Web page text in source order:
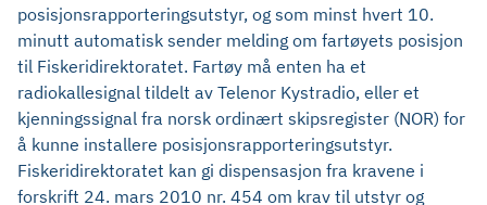
posisjonsrapporteringsutstyr, og som minst hvert 10.
minutt automatisk sender melding om fartøyets posisjon
til Fiskeridirektoratet. Fartøy må enten ha et
radiokallesignal tildelt av Telenor Kystradio, eller et
kjenningssignal fra norsk ordinært skipsregister (NOR) for
å kunne installere posisjonsrapporteringsutstyr.
Fiskeridirektoratet kan gi dispensasjon fra kravene i
forskrift 24. mars 2010 nr. 454 om krav til utstyr og